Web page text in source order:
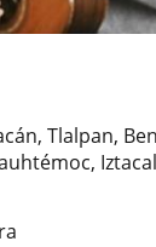
Tlalpan,